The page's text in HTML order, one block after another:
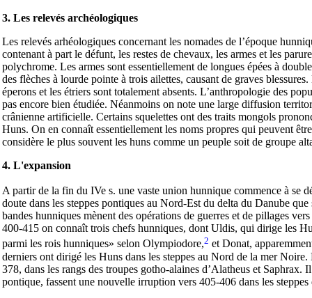
3. Les relevés archéologiques
Les relevés arhéologiques concernant les nomades de l’époque
contenant à part le défunt, les restes de chevaux, les armes et les
polychrome. Les armes sont essentiellement de longues épées à
des flèches à lourde pointe à trois ailettes, causant de graves
éperons et les étriers sont totalement absents. L’anthropologie des
pas encore bien étudiée. Néanmoins on note une large diffusion
crânienne artificielle. Certains squelettes ont des traits mongols
Huns. On en connaît essentiellement les noms propres qui peuvent
considère le plus souvent les huns comme un peuple soit de groupe
4. L'expansion
A partir de la fin du IVe s. une vaste union hunnique commence à se
doute dans les steppes pontiques au Nord-Est du delta du Danube
bandes hunniques mènent des opérations de guerres et de pillages
400-415 on connaît trois chefs hunniques, dont Uldis, qui dirige les
parmi les rois hunniques» selon Olympiodore,2 et Donat,
derniers ont dirigé les Huns dans les steppes au Nord de la mer
378, dans les rangs des troupes gotho-alaines d’Alatheus et Saphrax.
pontique, fassent une nouvelle irruption vers 405-406 dans les steppes